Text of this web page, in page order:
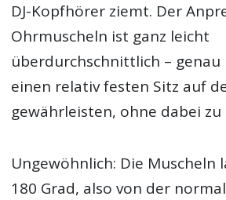
DJ-Kopfhörer ziemt. Der
Ohrmuscheln ist ganz leicht
überdurchschnittlich –
einen relativ festen Sitz auf
gewährleisten, ohne dabei zu
Ungewöhnlich: Die Muscheln
180 Grad, also von der